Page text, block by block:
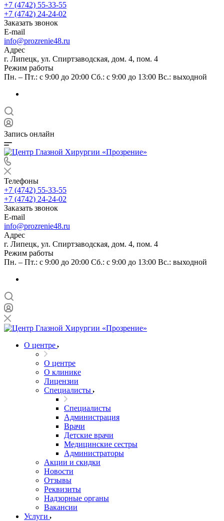
+7 (4742) 55-33-55
+7 (4742) 24-24-02
Заказать звонок
E-mail
info@prozrenie48.ru
Адрес
г. Липецк, ул. Спиртзаводская, дом. 4, пом. 4
Режим работы
Пн. – Пт.: с 9:00 до 20:00 Сб.: с 9:00 до 13:00 Вс.: выходной
Запись онлайн
Телефоны
+7 (4742) 55-33-55
+7 (4742) 24-24-02
Заказать звонок
E-mail
info@prozrenie48.ru
Адрес
г. Липецк, ул. Спиртзаводская, дом. 4, пом. 4
Режим работы
Пн. – Пт.: с 9:00 до 20:00 Сб.: с 9:00 до 13:00 Вс.: выходной
О центре
О центре
О клинике
Лицензии
Специалисты
Специалисты
Администрация
Врачи
Детские врачи
Медицинские сестры
Администраторы
Акции и скидки
Новости
Отзывы
Реквизиты
Надзорные органы
Вакансии
Услуги